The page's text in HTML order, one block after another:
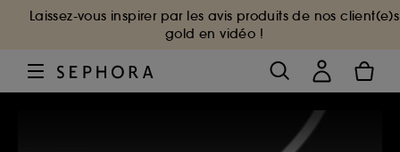
Laissez-vous inspirer par les avis produits de nos client(e)s
gold en vidéo !